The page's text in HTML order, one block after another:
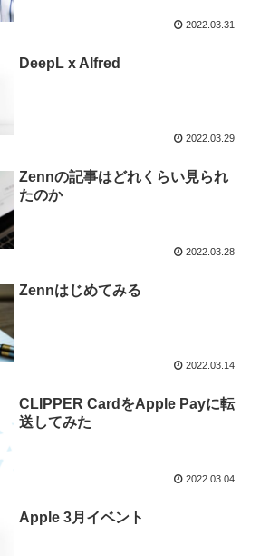
2022.03.31
DeepL x Alfred
2022.03.29
Zennの記事はどれくらい見られ
たのか
2022.03.28
Zennはじめてみる
2022.03.14
CLIPPER CardをApple Payに転
送してみた
2022.03.04
Apple 3月イベント